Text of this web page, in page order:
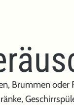
Brummen oder